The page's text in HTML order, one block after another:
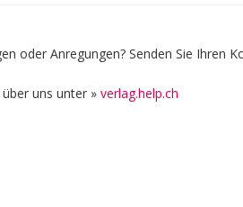
oder Anregungen? Senden Sie Ihren
uns unter » verlag.help.ch